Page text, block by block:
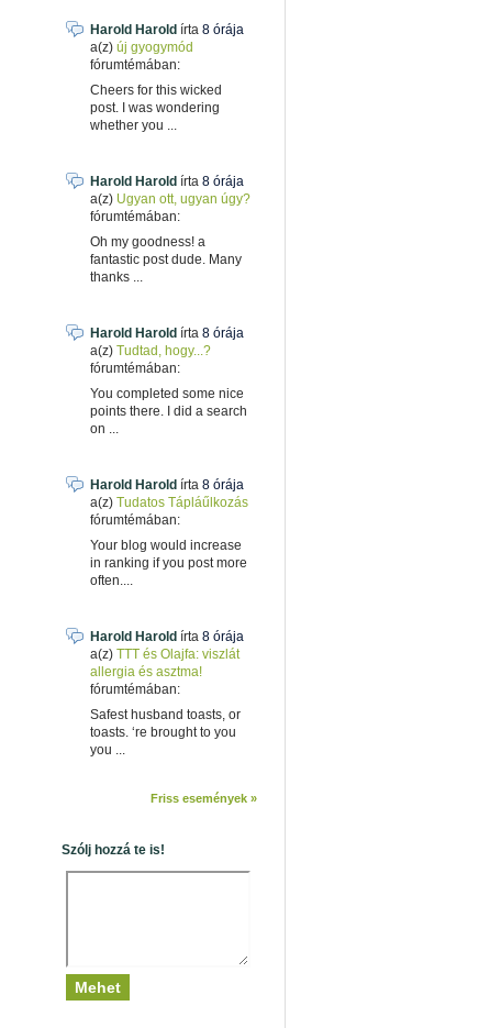
Harold Harold írta 8 órája
a(z) új gyogymód
fórumtémában:
Cheers for this wicked
post. I was wondering
whether you ...
Harold Harold írta 8 órája
a(z) Ugyan ott, ugyan úgy?
fórumtémában:
Oh my goodness! a
fantastic post dude. Many
thanks ...
Harold Harold írta 8 órája
a(z) Tudtad, hogy...?
fórumtémában:
You completed some nice
points there. I did a search
on ...
Harold Harold írta 8 órája
a(z) Tudatos Tápláűlkozás
fórumtémában:
Your blog would increase
in ranking if you post more
often....
Harold Harold írta 8 órája
a(z) TTT és Olajfa: viszlát
allergia és asztma!
fórumtémában:
Safest husband toasts, or
toasts. ‘re brought to you
you ...
Friss események »
Szólj hozzá te is!